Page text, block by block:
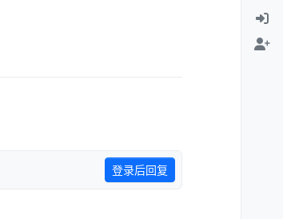
登录后回复